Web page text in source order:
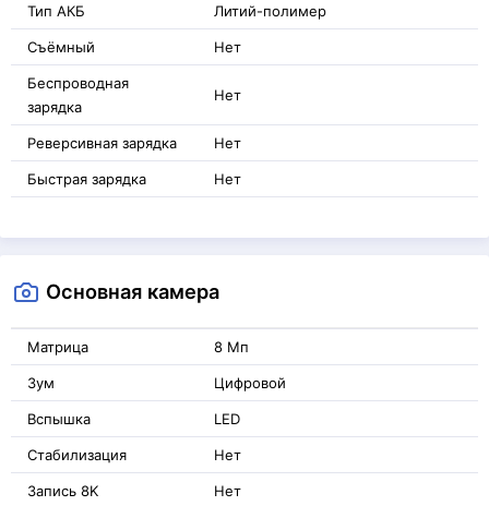
Тип АКБ Литий-полимер
Съёмный Нет
Беспроводная
зарядка
Нет
Реверсивная зарядка Нет
Быстрая зарядка Нет
Основная камера
Матрица 8 Мп
Зум Цифровой
Вспышка LED
Стабилизация Нет
Запись 8K Нет